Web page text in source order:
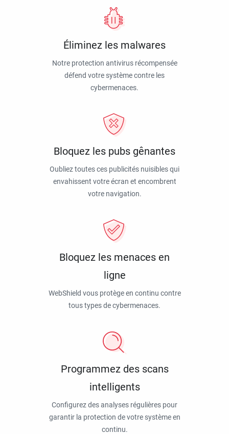
Éliminez les malwares
Notre protection antivirus récompensée
défend votre système contre les
cybermenaces.
Bloquez les pubs gênantes
Oubliez toutes ces publicités nuisibles qui
envahissent votre écran et encombrent
votre navigation.
Bloquez les menaces en
ligne
WebShield vous protège en continu contre
tous types de cybermenaces.
Programmez des scans
intelligents
Configurez des analyses régulières pour
garantir la protection de votre système en
continu.